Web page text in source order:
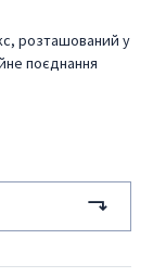
розташований у
поєднання